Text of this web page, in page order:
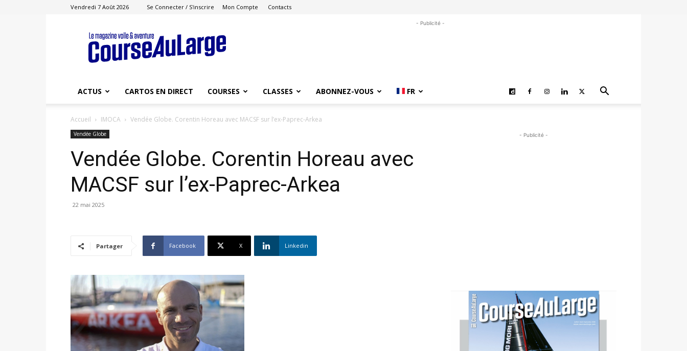
Vendredi 7 Août 2026 Se Connecter / S'inscrire Mon Compte Contacts
Course
au
Large
- Publicité -
ACTUS CARTOS EN DIRECT COURSES CLASSES ABONNEZ-VOUS FR
Accueil IMOCA Vendée Globe. Corentin Horeau avec MACSF sur l’ex-Paprec-Arkea
Vendée Globe
Vendée Globe. Corentin Horeau avec
MACSF sur l’ex-Paprec-Arkea
22 mai 2025
Partager Facebook X Linkedin
- Publicité -